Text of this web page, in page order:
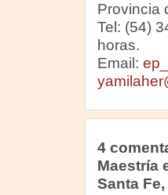
Provincia
Tel: (54)
horas.
Email:
4
Maestría
Santa